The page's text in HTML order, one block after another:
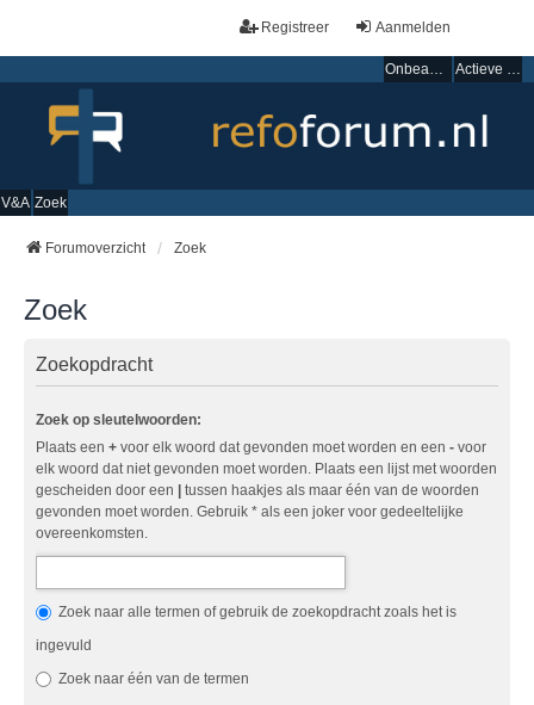
Aanmelden
Registreer
Onbeantwoorde onderwerpen Actieve onderwerpen
V&A Zoek
Forumoverzicht Zoek
Zoek
Zoekopdracht
Zoek op sleutelwoorden:
Plaats een + voor elk woord dat gevonden moet worden en een - voor
elk woord dat niet gevonden moet worden. Plaats een lijst met woorden
gescheiden door een | tussen haakjes als maar één van de woorden
gevonden moet worden. Gebruik * als een joker voor gedeeltelijke
overeenkomsten.
Zoek naar alle termen of gebruik de zoekopdracht zoals het is
ingevuld
Zoek naar één van de termen